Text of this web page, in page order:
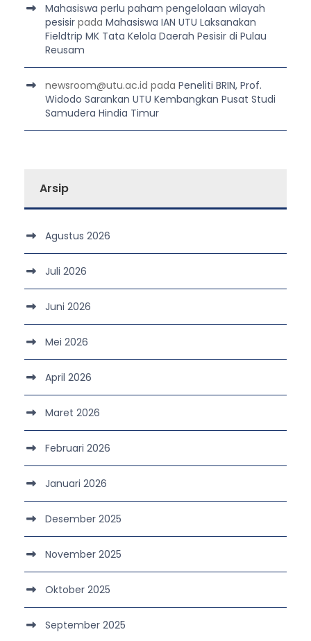
Mahasiswa perlu paham pengelolaan wilayah
pesisir pada Mahasiswa IAN UTU Laksanakan
Fieldtrip MK Tata Kelola Daerah Pesisir di Pulau
Reusam
newsroom@utu.ac.id pada Peneliti BRIN, Prof.
Widodo Sarankan UTU Kembangkan Pusat Studi
Samudera Hindia Timur
Arsip
Agustus 2026
Juli 2026
Juni 2026
Mei 2026
April 2026
Maret 2026
Februari 2026
Januari 2026
Desember 2025
November 2025
Oktober 2025
September 2025